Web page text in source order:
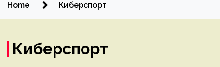
Home Киберспорт
Киберспорт